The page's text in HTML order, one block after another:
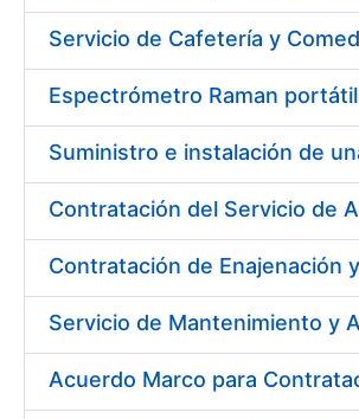
Erakutsi/Ezkutatu
Espectrómetro Raman portátil